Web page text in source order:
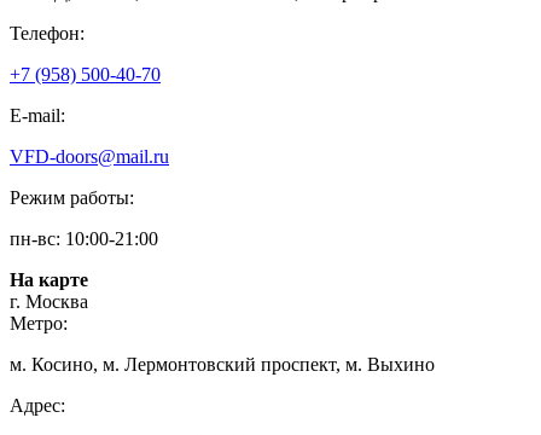
Телефон:
+7 (958) 500-40-70
E-mail:
VFD-doors@mail.ru
Режим работы:
пн-вс: 10:00-21:00
На карте
г. Москва
Метро:
м. Косино, м. Лермонтовский проспект, м. Выхино
Адрес: